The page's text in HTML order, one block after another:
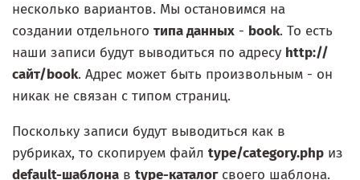
несколько вариантов. Мы остановимся на
создании отдельного типа данных - book. То есть
наши записи будут выводиться по адресу http://
сайт/book. Адрес может быть произвольным - он
никак не связан с типом страниц.
Поскольку записи будут выводиться как в
рубриках, то скопируем файл type/category.php из
default-шаблона в type-каталогсвоего шаблона.